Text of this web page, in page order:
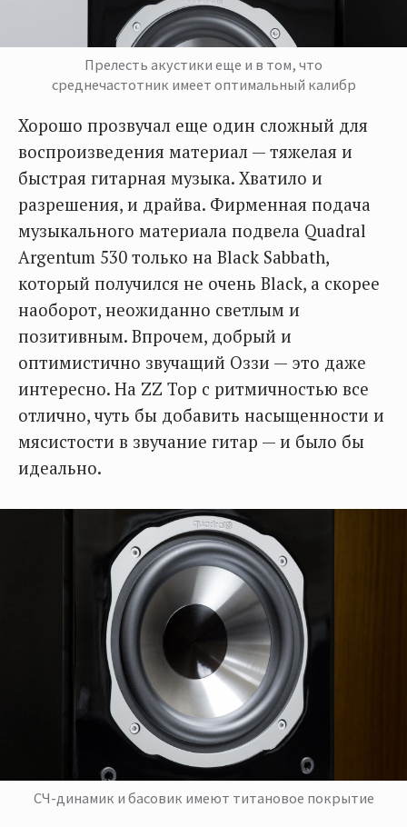
Прелесть акустики еще и в том, что
среднечастотник имеет оптимальный калибр
Хорошо прозвучал еще один сложный для
воспроизведения материал — тяжелая и
быстрая гитарная музыка. Хватило и
разрешения, и драйва. Фирменная подача
музыкального материала подвела Quadral
Argentum 530 только на Black Sabbath,
который получился не очень Black, а скорее
наоборот, неожиданно светлым и
позитивным. Впрочем, добрый и
оптимистично звучащий Оззи — это даже
интересно. На ZZ Top с ритмичностью все
отлично, чуть бы добавить насыщенности и
мясистости в звучание гитар — и было бы
идеально.
СЧ-динамик и басовик имеют титановое покрытие